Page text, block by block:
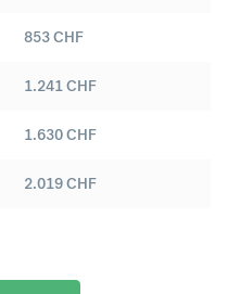
853CHF
1.241CHF
1.630CHF
2.019CHF